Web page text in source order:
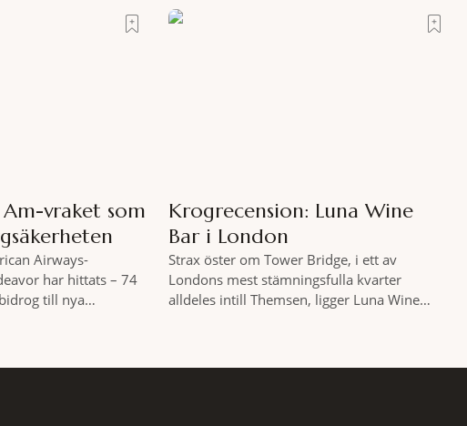
gömmer sig Portrait
lyckas med den smått
där tillståndet av lugn och harmoni. I en
vraket som
Airways-
har hittats – 74
till nya
Krogrecension: Luna Wine
Bar i London
Strax öster om Tower Bridge, i ett av
Londons mest stämningsfulla kvarter
alldeles intill Themsen, ligger Luna Wine